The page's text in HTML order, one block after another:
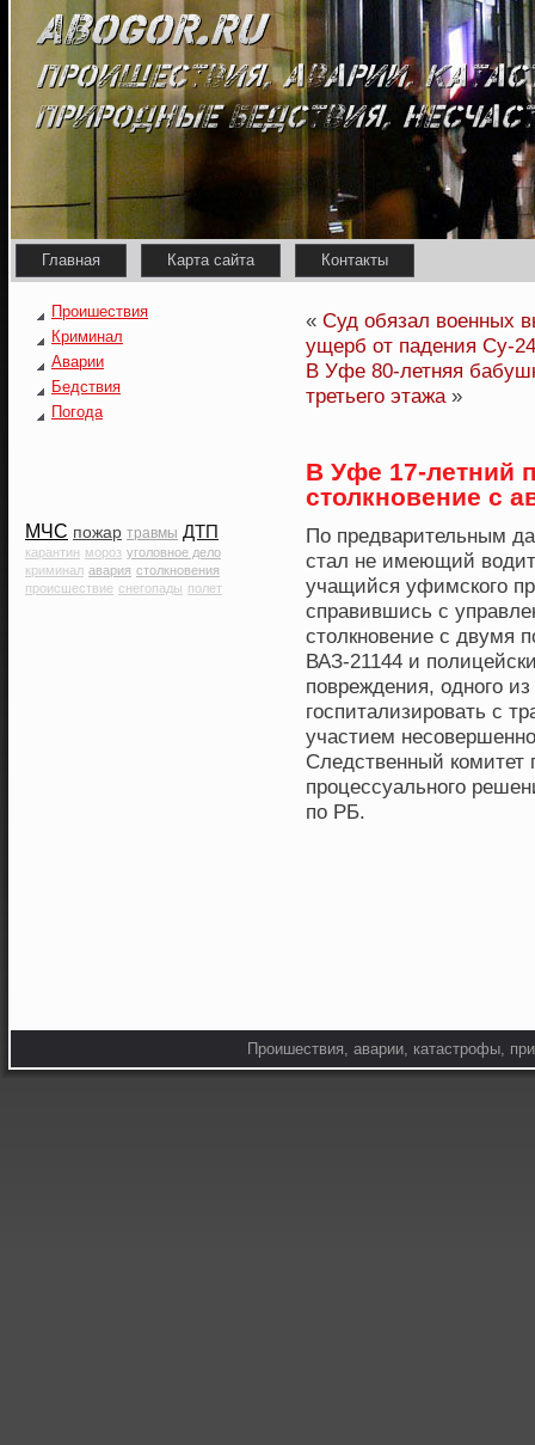
Главная Карта сайта Контакты
Проишествия
Криминал
Аварии
Бедствия
Погода
МЧС пожар травмы ДТП
карантин мороз уголовное дело
криминал авария столкновения
происшествие снегопады полет
« Суд обязал военных
ущерб от падения Су-
В Уфе 80-летняя
третьего этажа»
В Уфе 17-летний
столкновение с
По предварительным
стал не имеющий
учащийся уфимского
справившись с
столкновение с двумя
ВАЗ-21144 и
повреждения, одного
госпитализировать с
участием
Следственный комитет
процессуального
по РБ.
Проишествия, аварии, катастрофы,